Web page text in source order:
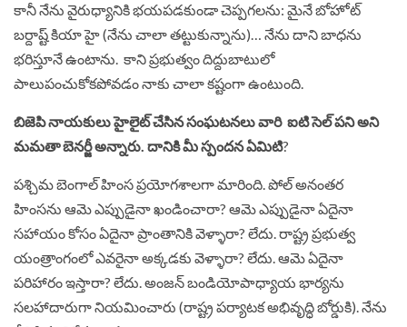
కానీ నేను వైరుధ్యానికి భయపడకుండా చెప్పగలను: మైనే బోహోట్
బర్దాష్ట్ కియా హై (నేను చాలా తట్టుకున్నాను)… నేను దాని బాధను
భరిస్తూనే ఉంటాను. కాని ప్రభుత్వం దిద్దుబాటులో
పాలుపంచుకోకపోవడం నాకు చాలా కష్టంగా ఉంటుంది.
బిజెపి నాయకులు హైలైట్ చేసిన సంఘటనలు వారి ఐటి సెల్ పని అని
మమతా బెనర్జీ అన్నారు. దానికి మీ స్పందన ఏమిటి?
పశ్చిమ బెంగాల్ హింస ప్రయోగశాలగా మారింది. పోల్ అనంతర
హింసను ఆమె ఎప్పుడైనా ఖండించారా? ఆమె ఎప్పుడైనా ఏదైనా
సహాయం కోసం ఏదైనా ప్రాంతానికి వెళ్ళారా? లేదు. రాష్ట్ర ప్రభుత్వ
యంత్రాంగంలో ఎవరైనా అక్కడకు వెళ్ళారా? లేదు. ఆమె ఏదైనా
పరిహారం ఇస్తారా? లేదు. అంజన్ బండియోపాధ్యాయ భార్యను
సలహాదారుగా నియమించారు (రాష్ట్ర పర్యాటక అభివృద్ధి బోర్డుకి). నేను